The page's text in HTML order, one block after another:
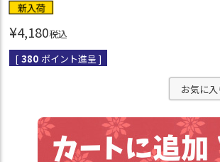
新入荷
¥4,180税込
[ 380 ポイント進呈 ]
お気に